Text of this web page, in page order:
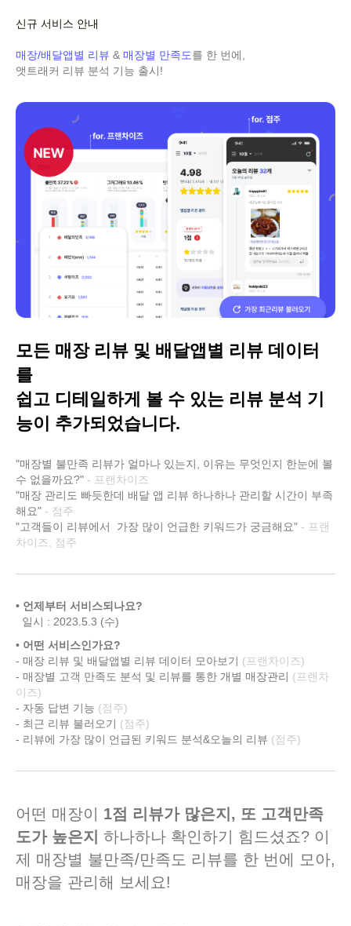
신규 서비스 안내
매장/배달앱별 리뷰 & 매장별 만족도를 한 번에,
앳트래커 리뷰 분석 기능 출시!
모든 매장 리뷰 및 배달앱별 리뷰 데이터
를
쉽고 디테일하게 볼 수 있는 리뷰 분석 기
능이 추가되었습니다.
"매장별 불만족 리뷰가 얼마나 있는지, 이유는 무엇인지 한눈에 볼
수 없을까요?" - 프랜차이즈
"매장 관리도 빠듯한데 배달 앱 리뷰 하나하나 관리할 시간이 부족
해요" - 점주
"고객들이 리뷰에서 가장 많이 언급한 키워드가 궁금해요" - 프랜
차이즈, 점주
• 언제부터 서비스되나요?
일시 : 2023.5.3 (수)
• 어떤 서비스인가요?
- 매장 리뷰 및 배달앱별 리뷰 데이터 모아보기 (프랜차이즈)
- 매장별 고객 만족도 분석 및 리뷰를 통한 개별 매장관리 (프랜차
이즈)
- 자동 답변 기능 (점주)
- 최근 리뷰 불러오기 (점주)
- 리뷰에 가장 많이 언급된 키워드 분석&오늘의 리뷰 (점주)
어떤 매장이 1점 리뷰가 많은지, 또 고객만족
도가 높은지 하나하나 확인하기 힘드셨죠? 이
제 매장별 불만족/만족도 리뷰를 한 번에 모아,
매장을 관리해 보세요!